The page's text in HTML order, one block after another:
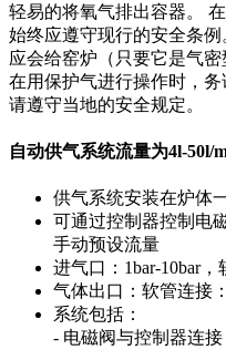
轻易的将氧气排出容器。
始终应遵守现行的安全条例
应会给窑炉（只要它是气密
在用保护气进行操作时，
请遵守当地的安全规定。
自动供气系统流量为4l-50l/
供气系统安装在炉体
可通过控制器控制电
手动预设流量
进气口：1bar-10bar
气体出口：软管连接
系统包括：
- 电磁阀与控制器连接